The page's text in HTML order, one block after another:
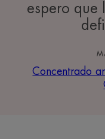
espero que
Concentrado